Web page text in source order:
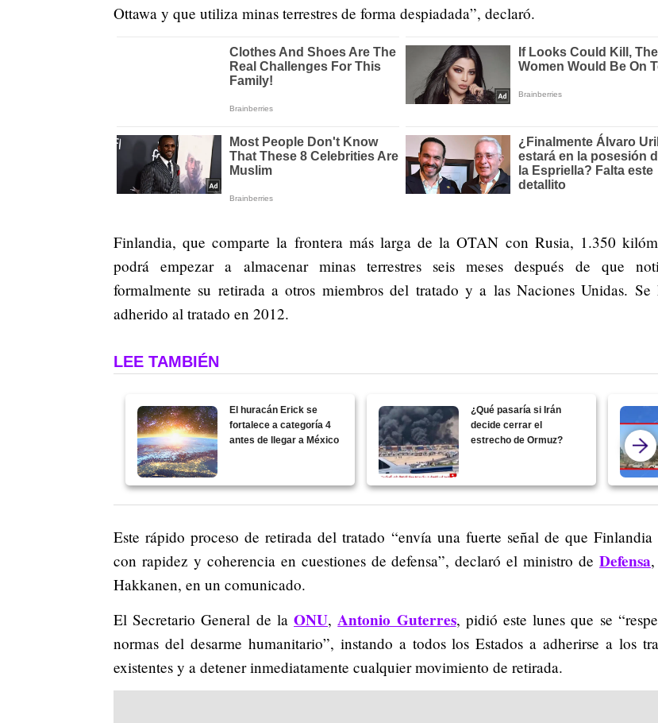
Ottawa y que utiliza minas terrestres de forma despiadada”, declaró.
Finlandia, que comparte la frontera más larga de la OTAN con Rusia, 1.350
podrá empezar a almacenar minas terrestres seis meses después de que
formalmente su retirada a otros miembros del tratado y a las Naciones Unidas. Se
adherido al tratado en 2012.
LEE TAMBIÉN
El huracán Erick se
fortalece a categoría 4
antes de llegar a México
¿Qué pasaría si Irán
decide cerrar el
estrecho de Ormuz?
Este rápido proceso de retirada del tratado “envía una fuerte señal de que Finlandia
con rapidez y coherencia en cuestiones de defensa”, declaró el ministro deDefensa
Hakkanen, en un comunicado.
El Secretario General de laONU, Antonio Guterres, pidió este lunes que se
normas del desarme humanitario”, instando a todos los Estados a adherirse a los
existentes y a detener inmediatamente cualquier movimiento de retirada.